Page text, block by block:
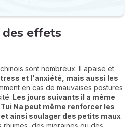
des effets
sont nombreux. Il apaise et
et l'anxiété, mais aussi les
en cas de mauvaises postures
Les jours suivants il a même
Na peut même renforcer les
ainsi soulager des petits maux